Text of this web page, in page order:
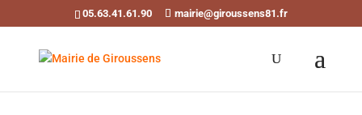
Ouvrir la barre d’outils
05.63.41.61.90 mairie@giroussens81.fr